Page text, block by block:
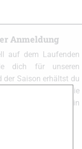
Anmeldung
auf dem Laufenden
dich für unseren
der Saison erhältst du
pro Woche die
Themen in dein